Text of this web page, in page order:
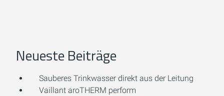
Neueste Beiträge
Sauberes Trinkwasser direkt aus der Leitung
Vaillant aroTHERM perform